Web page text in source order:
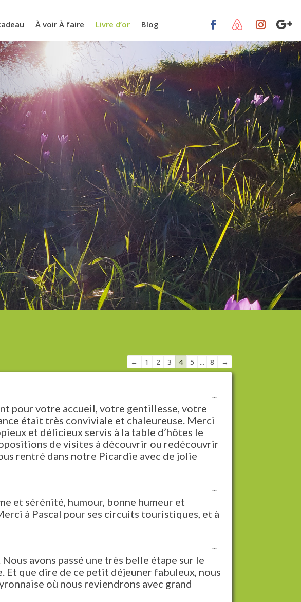
À voir À faire Livre d’or Blog
pour votre accueil, votre gentillesse, votre
était très conviviale et chaleureuse. Merci
et délicieux servis à la table d’hôtes le
de visites à découvrir ou redécouvrir
rentré dans notre Picardie avec de jolie
...
et sérénité, humour, bonne humeur et
à Pascal pour ses circuits touristiques, et à
...
méta.
avons passé une très belle étape sur le
que dire de ce petit déjeuner fabuleux, nous
où nous reviendrons avec grand
...
méta.
Navigation
dans
du
livre
d’or
← 1 2 3 4 5 ... 8 →